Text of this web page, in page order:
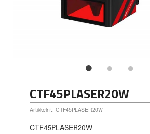
CTF45PLASER20W
Artikkelnr.: CTF45PLASER20W
CTF45PLASER20W